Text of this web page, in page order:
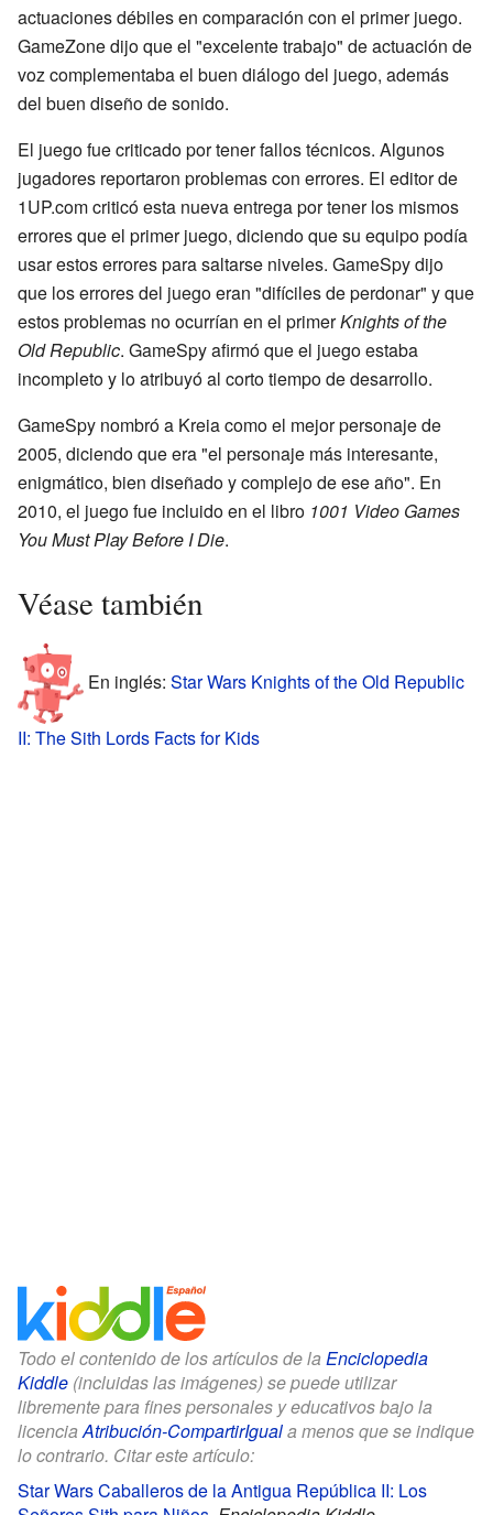
actuaciones débiles en comparación con el primer juego.
GameZone dijo que el "excelente trabajo" de actuación de
voz complementaba el buen diálogo del juego, además
del buen diseño de sonido.
El juego fue criticado por tener fallos técnicos. Algunos
jugadores reportaron problemas con errores. El editor de
1UP.com criticó esta nueva entrega por tener los mismos
errores que el primer juego, diciendo que su equipo podía
usar estos errores para saltarse niveles. GameSpy dijo
que los errores del juego eran "difíciles de perdonar" y que
estos problemas no ocurrían en el primerKnights of the
Old Republic. GameSpy afirmó que el juego estaba
incompleto y lo atribuyó al corto tiempo de desarrollo.
GameSpy nombró a Kreia como el mejor personaje de
2005, diciendo que era "el personaje más interesante,
enigmático, bien diseñado y complejo de ese año". En
2010, el juego fue incluido en el libro 1001 Video Games
You Must Play Before I Die.
Véase también
En inglés: Star Wars Knights of the Old Republic
II: The Sith Lords Facts for Kids
Todo el contenido de los artículos de la Enciclopedia
Kiddle (incluidas las imágenes) se puede utilizar
libremente para fines personales y educativos bajo la
licenciaAtribución-CompartirIguala menos que se indique
lo contrario. Citar este artículo:
Star Wars Caballeros de la Antigua República II: Los